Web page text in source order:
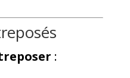
: